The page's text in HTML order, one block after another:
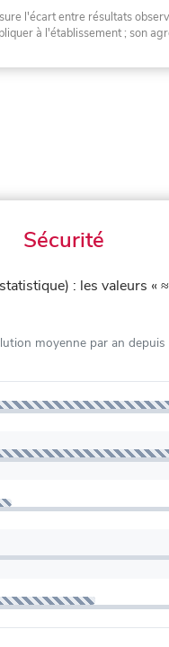
l'écart entre résultats
à l'établissement ; son
Sécurité
: les valeurs «
moyenne par an